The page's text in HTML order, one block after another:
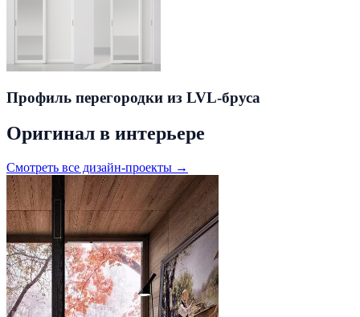
Профиль перегородки из LVL-бруса
Оригинал в интерьере
Смотреть все дизайн-проекты →